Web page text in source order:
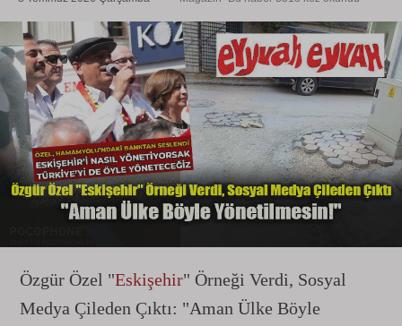
Özgür Özel "Eskişehir" Örneği Verdi, Sosyal
Medya Çileden Çıktı: "Aman Ülke Böyle